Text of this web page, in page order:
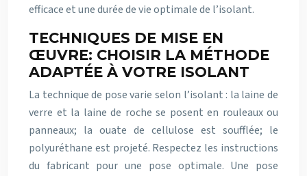
efficace et une durée de vie optimale de l’isolant.
TECHNIQUES DE MISE EN
ŒUVRE: CHOISIR LA MÉTHODE
ADAPTÉE À VOTRE ISOLANT
La technique de pose varie selon l’isolant : la laine de
verre et la laine de roche se posent en rouleaux ou
panneaux; la ouate de cellulose est soufflée; le
polyuréthane est projeté. Respectez les instructions
du fabricant pour une pose optimale. Une pose